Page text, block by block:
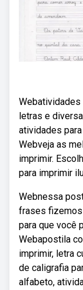
Webatividades
letras e
atividades
Webveja as
imprimir.
para imprimir
Webnessa
frases fizemos
para que você
Webapostila
imprimir, letra
de caligrafia
alfabeto,